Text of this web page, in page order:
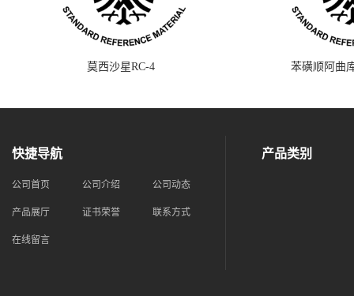
莫西沙星RC-4 苯磺顺阿曲
快捷导航
公司首页 公司介绍 公司动态
产品展厅 证书荣誉 联系方式
在线留言
产品类别